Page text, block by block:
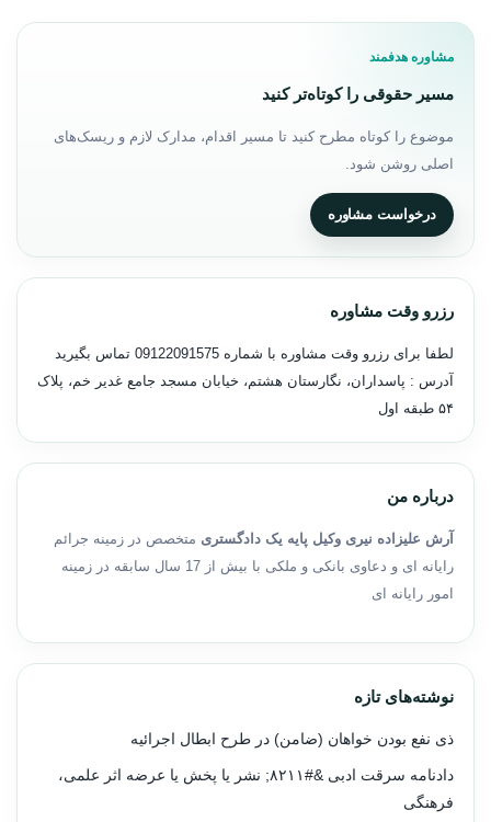
مشاوره هدفمند
مسیر حقوقی را کوتاه‌تر کنید
موضوع را کوتاه مطرح کنید تا مسیر اقدام، مدارک لازم و ریسک‌های
اصلی روشن شود.
درخواست مشاوره
رزرو وقت مشاوره
لطفا برای رزرو وقت مشاوره با شماره 09122091575 تماس بگیرید
آدرس : پاسداران، نگارستان هشتم، خیابان مسجد جامع غدیر خم، پلاک
۵۴ طبقه اول
درباره من
آرش علیزاده نیری وکیل پایه یک دادگستری متخصص در زمینه جرائم
رایانه ای و دعاوی بانکی و ملکی با بیش از 17 سال سابقه در زمینه
امور رایانه ای
نوشته‌های تازه
ذی نفع بودن خواهان (ضامن) در طرح ابطال اجرائیه
دادنامه سرقت ادبی &#۸۲۱۱; نشر یا پخش یا عرضه اثر علمی،
فرهنگی